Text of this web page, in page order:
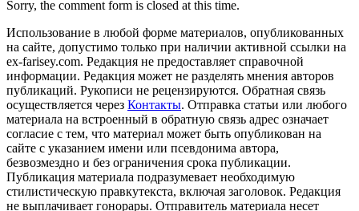
Sorry, the comment form is closed at this time.
Использование в любой форме материалов, опубликованных
на сайте, допустимо только при наличии активной ссылки на
ex-farisey.com. Редакция не предоставляет справочной
информации. Редакция может не разделять мнения авторов
публикаций. Рукописи не рецензируются. Обратная связь
осуществляется через Контакты. Отправка статьи или любого
материала на встроенный в обратную связь адрес означает
согласие с тем, что материал может быть опубликован на
сайте с указанием имени или псевдонима автора,
безвозмездно и без ограничения срока публикации.
Публикация материала подразумевает необходимую
стилистическую правкутекста, включая заголовок. Редакция
не выплачивает гонорары. Отправитель материала несет